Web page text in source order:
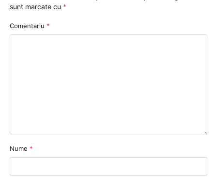
sunt marcate cu *
Comentariu *
Nume *